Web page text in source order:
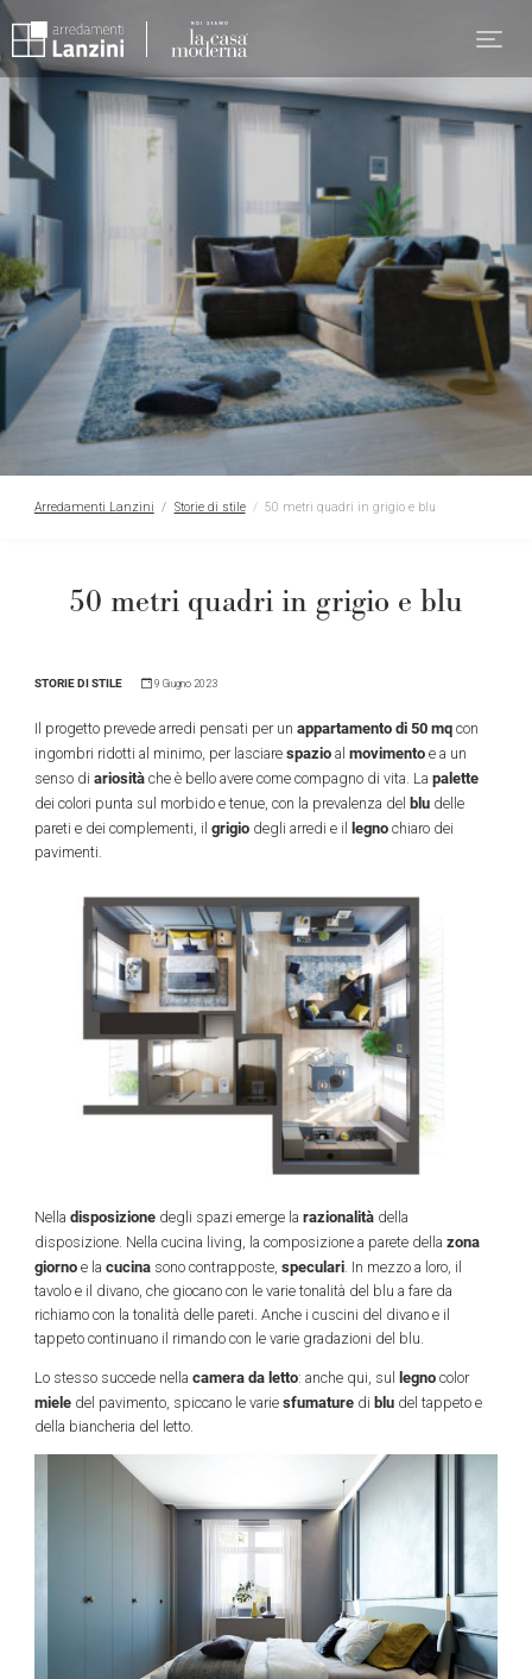
Arredamenti Lanzini Storie di stile 50 metri quadri in grigio e blu
50 metri quadri in grigio e blu
STORIE DI STILE 9 Giugno 2023
Il progetto prevede arredi pensati per un appartamento di 50 mqcon
ingombri ridotti al minimo, per lasciare spazioal movimentoe a un
senso di ariositàche è bello avere come compagno di vita. La palette
dei colori punta sul morbido e tenue, con la prevalenza del bludelle
pareti e dei complementi, il grigiodegli arredi e il legnochiaro dei
pavimenti.
Nella disposizionedegli spazi emerge la razionalitàdella
disposizione. Nella cucina living, la composizione a parete della zona
giornoe la cucinasono contrapposte, speculari. In mezzo a loro, il
tavolo e il divano, che giocano con le varie tonalità del blu a fare da
richiamo con la tonalità delle pareti. Anche i cuscini del divano e il
tappeto continuano il rimando con le varie gradazioni del blu.
Lo stesso succede nella camera da letto: anche qui, sul legnocolor
mieledel pavimento, spiccano le varie sfumaturedi bludel tappeto e
della biancheria del letto.